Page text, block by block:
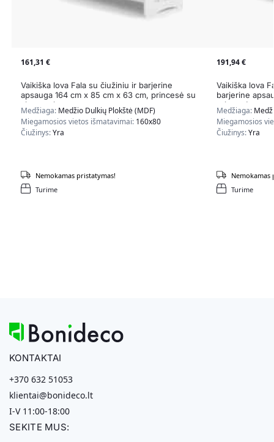
161,31 €
Vaikiška lova Fala su čiužiniu ir barjerine
apsauga 164 cm x 85 cm x 63 cm, princesė su
vienaragiu
Medžiaga: Medžio Dulkių Plokštė (MDF)
Miegamosios vietos išmatavimai: 160x80
Čiužinys:Yra
Turime
Nemokamas pristatymas!
191,94€
Vaikiška lova
barjerine
princesė
Medžiaga:
Miegamosios
Čiužinys:Yra
Turime
Nemokamas
KONTAKTAI
+370 632 51053
klientai@bonideco.lt
I-V 11:00-18:00
SEKITE MUS: